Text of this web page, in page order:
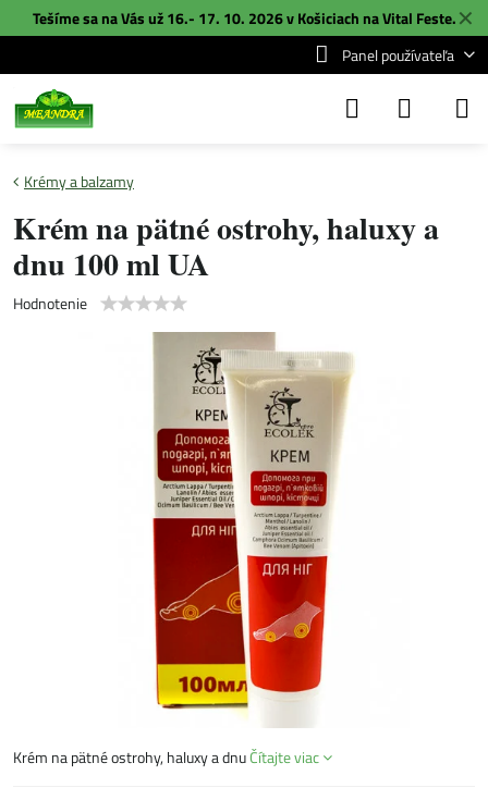
✕
Tešíme sa na Vás už 16.- 17. 10. 2026 v Košiciach naVital Feste.
Panel používateľa
Krémy a balzamy
Krém na pätné ostrohy, haluxy a
dnu 100 ml UA
Hodnotenie
Krém na pätné ostrohy, haluxy a dnuČítajte viac